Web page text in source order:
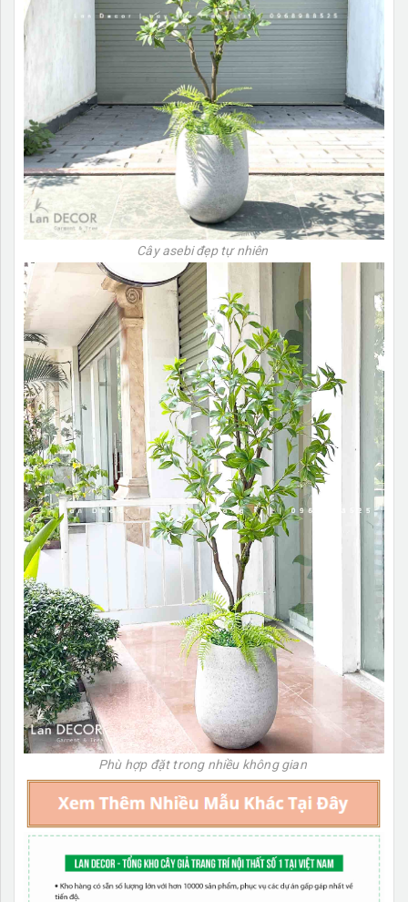
Cây asebi đẹp tự nhiên
Phù hợp đặt trong nhiều không gian